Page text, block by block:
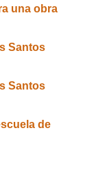
una obra
Santos
Santos
de